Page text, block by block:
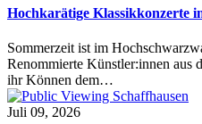
Hochkarätige Klassikkonzerte
Sommerzeit ist im
Renommierte Künstler:innen aus
ihr Können dem…
Juli 09, 2026